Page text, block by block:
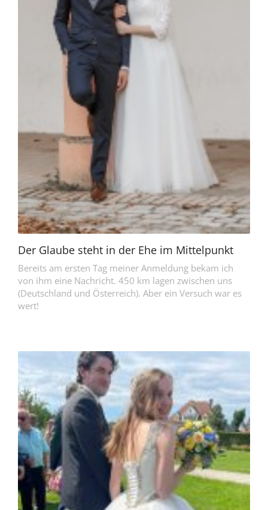
Der Glaube steht in der Ehe im Mittelpunkt
Bereits am ersten Tag meiner Anmeldung bekam ich
von ihm eine Nachricht. 450 km lagen zwischen uns
(Deutschland und Österreich). Aber ein Versuch war es
wert!